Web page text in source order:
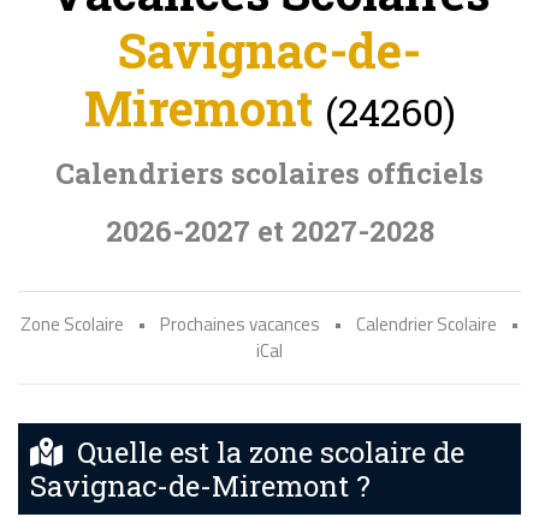
Savignac-de-
Miremont (24260)
Calendriers scolaires officiels
2026-2027 et 2027-2028
Zone Scolaire • Prochaines vacances • Calendrier Scolaire
•
iCal
Quelle est la zone scolaire de
Savignac-de-Miremont ?